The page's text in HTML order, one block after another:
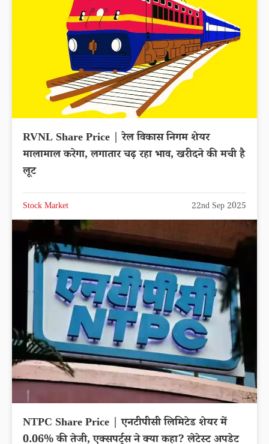
RVNL Share Price | रेल विकास निगम शेयर
मालामाल करेगा, लगातार चढ़ रहा भाव, खरीदने की मची है
लूट
Stock Market 22nd Sep 2025
NTPC Share Price | एनटीपीसी लिमिटेड शेयर में
0.06% की तेजी, एक्सपर्ट्स ने क्या कहा? लेटेस्ट अपडेट